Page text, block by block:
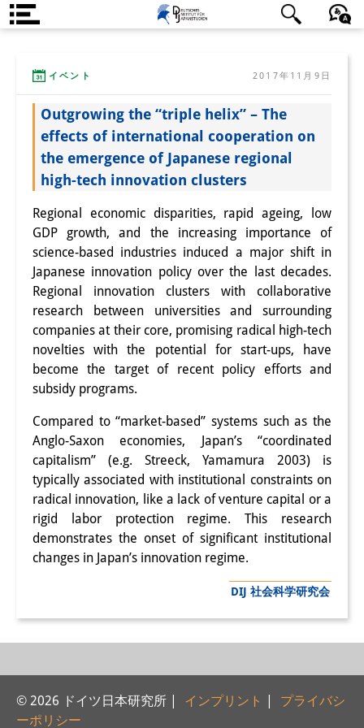
研究所の概要
チーム
執行部
リサーチ・チーム
学術誌・サイエンスコミュニケ
ーション
リサーチ・サポート
客員研究員
奨学生
研修生
研究活動
研究活動の概要
研究クラスター
日本におけるサステナビリティ
研究クラスター
デジタル・トランスフォーメー
ション
研究クラスター
トランスリージョナル・ジャパ
ン
イベント 2017年11月9日
Outgrowing the “triple helix” – The
effects of international cooperation on
the emergence of Japanese regional
high-tech innovation clusters
Regional economic disparities, rapid ageing, low
GDP growth, and the increasing importance of
science-based industries induced a major shift in
Japanese innovation policy over the last decades.
Regional innovation clusters with collaborative
research between universities and surrounding
companies at their core, promising radical high-tech
novelties with the potential for start-ups, have
become the target of recent policy efforts and
subsidy programs.
Compared to “market-based” systems such as the
Anglo-Saxon economies, Japan’s “coordinated
capitalism” (e.g. Streeck, Yamamura 2003) is
typically associated with institutional constraints on
radical innovation, like a lack of venture capital or a
rigid labor protection regime. This research
demonstrates the onset of significant institutional
changes in Japan’s innovation regime.
DIJ 社会科学研究会
© 2026 ドイツ日本研究所 | インプリント
プライバシ
ーポリシー